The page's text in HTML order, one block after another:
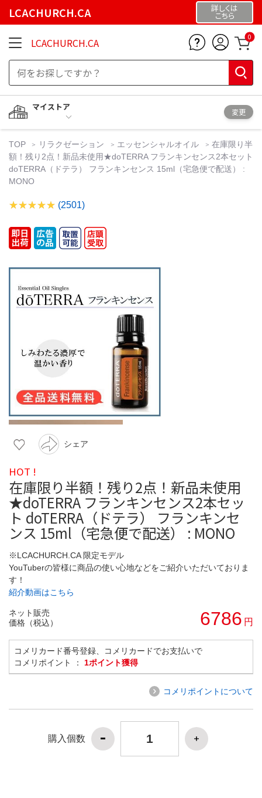
LCACHURCH.CA 詳しくは
こちら
LCACHURCH.CA 0
マイストア
変更
TOP リラクゼーション エッセンシャルオイル
在庫限り半
額！残り2点！新品未使用★doTERRA フランキンセンス2本セット
doTERRA（ドテラ） フランキンセンス 15ml（宅急便で配送） :
MONO
(2501)
シェア
HOT !
在庫限り半額！残り2点！新品未使用
★doTERRA フランキンセンス2本セッ
ト doTERRA（ドテラ） フランキンセ
ンス 15ml（宅急便で配送） : MONO
※LCACHURCH.CA 限定モデル
YouTuberの皆様に商品の使い心地などをご紹介いただいておりま
す！
紹介動画はこちら
ネット販売
価格（税込）
6786 円
コメリカード番号登録、コメリカードでお支払いで
コメリポイント ： 1ポイント獲得
コメリポイントについて
購入個数